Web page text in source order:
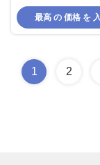
ン ゴム
最高 の 価格 を
1 2